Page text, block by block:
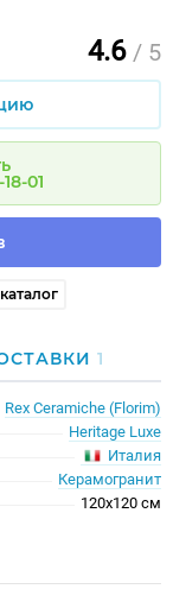
4.6 / 5
01
1
Rex Ceramiche (Florim)
Heritage Luxe
Италия
Керамогранит
120x120 см